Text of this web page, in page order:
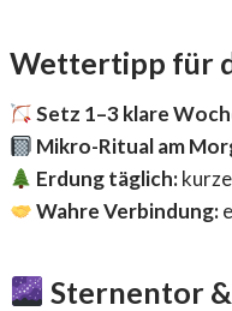
Wettertipp für
Setz 1–3 klare
Mikro-Ritual am
Erdung täglich:
Wahre Verbindung:
Sternentor